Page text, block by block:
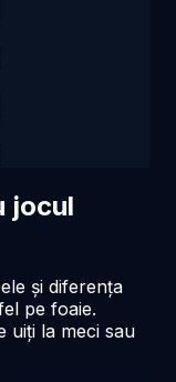
jocul
și diferența
pe foaie.
uiți la meci sau